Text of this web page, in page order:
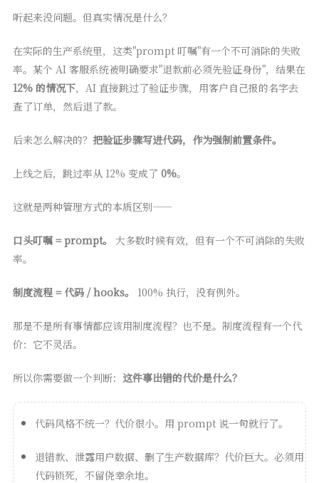
听起来没问题。但真实情况是什么？
在实际的生产系统里，这类"prompt 叮嘱"有一个不可消除的失败
率。某个 AI 客服系统被明确要求"退款前必须先验证身份"，结果在
12% 的情况下，AI 直接跳过了验证步骤，用客户自己报的名字去
查了订单，然后退了款。
后来怎么解决的？ 把验证步骤写进代码，作为强制前置条件。
上线之后，跳过率从 12% 变成了 0%。
这就是两种管理方式的本质区别——
口头叮嘱 = prompt。 大多数时候有效，但有一个不可消除的失败
率。
制度流程 = 代码 / hooks。 100% 执行，没有例外。
那是不是所有事情都应该用制度流程？也不是。制度流程有一个代
价：它不灵活。
所以你需要做一个判断： 这件事出错的代价是什么？
代码风格不统一？代价很小。用 prompt 说一句就行了。
退错款、泄露用户数据、删了生产数据库？代价巨大。必须用
代码锁死，不留侥幸余地。